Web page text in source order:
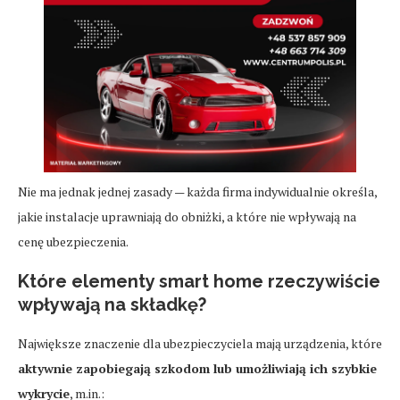
Nie ma jednak jednej zasady — każda firma indywidualnie określa,
jakie instalacje uprawniają do obniżki, a które nie wpływają na
cenę ubezpieczenia.
Które elementy smart home rzeczywiście
wpływają na składkę?
Największe znaczenie dla ubezpieczyciela mają urządzenia, które
aktywnie zapobiegają szkodom lub umożliwiają ich szybkie
wykrycie, m.in.: